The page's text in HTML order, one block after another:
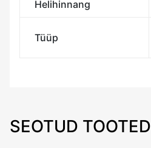
Helihinnang
Tüüp
SEOTUD TOOTED